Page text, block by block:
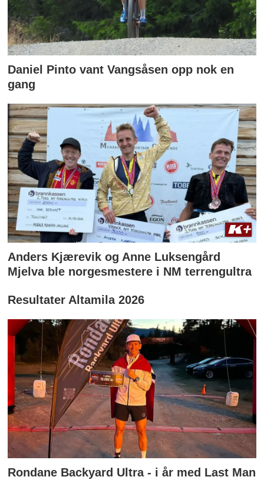
Daniel Pinto vant Vangsåsen opp nok en
gang
Anders Kjærevik og Anne Luksengård
Mjelva ble norgesmestere i NM terrengultra
Resultater Altamila 2026
Rondane Backyard Ultra - i år med Last Man